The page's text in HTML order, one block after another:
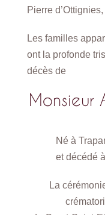
Pierre d’Ottignies,
Les familles
ont la profonde
décès de
Monsieur
Né à
et décédé
La